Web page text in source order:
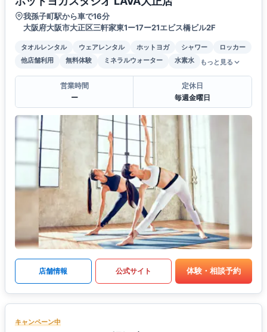
我孫子町駅から車で16分
大阪府大阪市大正区三軒家東1ー17ー21エビス橋ビル2F
タオルレンタル ウェアレンタル ホットヨガ シャワー
ロッカー
他店舗利用
無料体験 ミネラルウォーター 水素水 もっと見る
営業時間
ー
定休日
毎週金曜日
店舗情報 公式サイト 体験・相談予約
キャンペーン中